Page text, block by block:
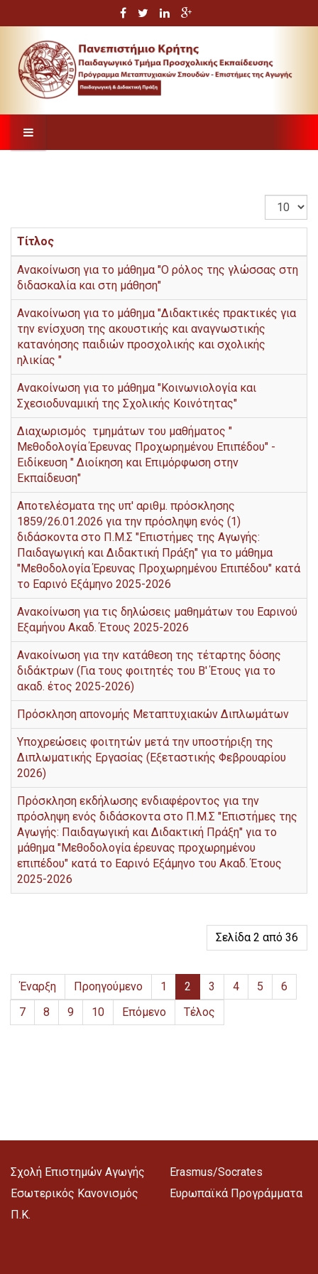
Εμφάνιση
#
Τίτλος
Ανακοίνωση για το μάθημα "Ο ρόλος της γλώσσας στη
διδασκαλία και στη μάθηση"
Ανακοίνωση για το μάθημα "Διδακτικές πρακτικές για
την ενίσχυση της ακουστικής και αναγνωστικής
κατανόησης παιδιών προσχολικής και σχολικής
ηλικίας "
Ανακοίνωση για το μάθημα "Κοινωνιολογία και
Σχεσιοδυναμική της Σχολικής Κοινότητας"
Διαχωρισμός τμημάτων του μαθήματος "
Μεθοδολογία Έρευνας Προχωρημένου Επιπέδου" -
Ειδίκευση " Διοίκηση και Επιμόρφωση στην
Εκπαίδευση"
Αποτελέσματα της υπ' αριθμ. πρόσκλησης
1859/26.01.2026 για την πρόσληψη ενός (1)
διδάσκοντα στο Π.Μ.Σ "Επιστήμες της Αγωγής:
Παιδαγωγική και Διδακτική Πράξη" για το μάθημα
"Μεθοδολογία Έρευνας Προχωρημένου Επιπέδου" κατά
το Εαρινό Εξάμηνο 2025-2026
Ανακοίνωση για τις δηλώσεις μαθημάτων του Εαρινού
Εξαμήνου Ακαδ. Έτους 2025-2026
Ανακοίνωση για την κατάθεση της τέταρτης δόσης
διδάκτρων (Για τους φοιτητές του Β' Έτους για το
ακαδ. έτος 2025-2026)
Πρόσκληση απονομής Μεταπτυχιακών Διπλωμάτων
Υποχρεώσεις φοιτητών μετά την υποστήριξη της
Διπλωματικής Εργασίας (Εξεταστικής Φεβρουαρίου
2026)
Πρόσκληση εκδήλωσης ενδιαφέροντος για την
πρόσληψη ενός διδάσκοντα στο Π.Μ.Σ "Επιστήμες της
Αγωγής: Παιδαγωγική και Διδακτική Πράξη" για το
μάθημα "Μεθοδολογία έρευνας προχωρημένου
επιπέδου" κατά το Εαρινό Εξάμηνο του Ακαδ. Έτους
2025-2026
Σελίδα 2 από 36
Έναρξη Προηγούμενο 1 2 3 4 5
6
7
8 9 10 Επόμενο Τέλος
Σχολή Επιστημών Αγωγής
Εσωτερικός Κανονισμός
Π.Κ.
Erasmus/Socrates
Ευρωπαϊκά Προγράμματα